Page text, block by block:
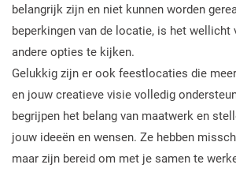
belangrijk zijn en niet kunnen worden
beperkingen van de locatie, is het wellicht
andere opties te kijken.
Gelukkig zijn er ook feestlocaties die
en jouw creatieve visie volledig
begrijpen het belang van maatwerk en
jouw ideeën en wensen. Ze hebben
maar zijn bereid om met je samen te